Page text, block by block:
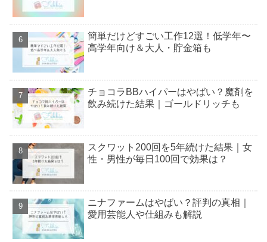
簡単だけどすごい工作12選！低学年〜
高学年向け＆大人・貯金箱も
チョコラBBハイパーはやばい？魔剤を
飲み続けた結果｜ゴールドリッチも
スクワット200回を5年続けた結果｜女
性・男性が毎日100回で効果は？
ニナファームはやばい？評判の真相｜
愛用芸能人や仕組みも解説